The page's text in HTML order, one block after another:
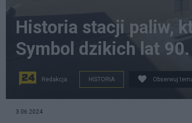
Historia stacji paliw,
Symbol dzikich lat 90.
Redakcja HISTORIA Obserwuj
3.06.2024